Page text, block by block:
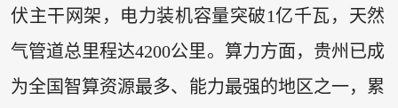
伏主干网架，电力装机容量突破1亿千瓦，天然
气管道总里程达4200公里。算力方面，贵州已成
为全国智算资源最多、能力最强的地区之一，累